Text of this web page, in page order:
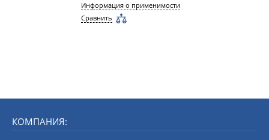
Информация о применимости
Сравнить
КОМПАНИЯ: